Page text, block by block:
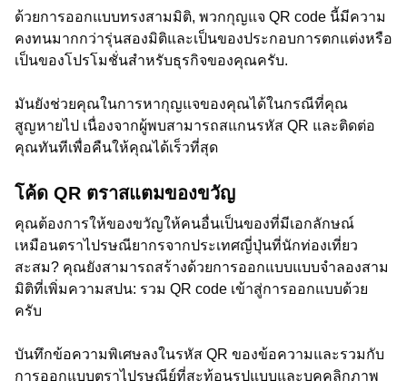
ด้วยการออกแบบทรงสามมิติ, พวกกุญแจ QR code นี้มีความ
คงทนมากกว่ารุ่นสองมิติและเป็นของประกอบการตกแต่งหรือ
เป็นของโปรโมชั่นสำหรับธุรกิจของคุณครับ.
มันยังช่วยคุณในการหากุญแจของคุณได้ในกรณีที่คุณ
สูญหายไป เนื่องจากผู้พบสามารถสแกนรหัส QR และติดต่อ
คุณทันทีเพื่อคืนให้คุณได้เร็วที่สุด
โค้ด QR ตราสแตมของขวัญ
คุณต้องการให้ของขวัญให้คนอื่นเป็นของที่มีเอกลักษณ์
เหมือนตราไปรษณียากรจากประเทศญี่ปุ่นที่นักท่องเที่ยว
สะสม? คุณยังสามารถสร้างด้วยการออกแบบแบบจำลองสาม
มิติที่เพิ่มความสปน: รวม QR code เข้าสู่การออกแบบด้วย
ครับ
บันทึกข้อความพิเศษลงในรหัส QR ของข้อความและรวมกับ
การออกแบบตราไปรษณีย์ที่สะท้อนรูปแบบและบุคคลิกภาพ